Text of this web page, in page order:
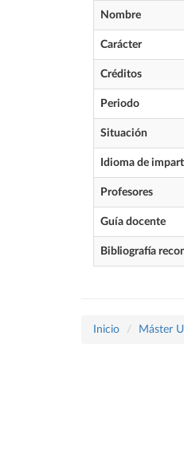
Nombre
Carácter
Créditos
Periodo
Situación
Idioma de
Profesores
Guía docente
Bibliografía
Inicio Máster